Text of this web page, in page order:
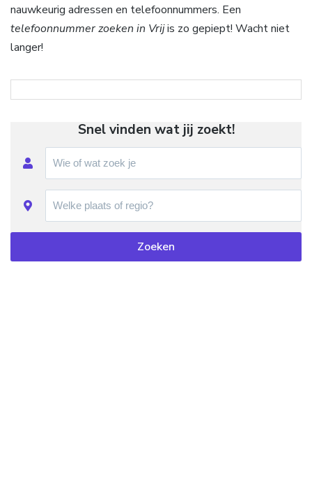
nauwkeurig adressen en telefoonnummers. Een
telefoonnummer zoeken in Vrijis zo gepiept! Wacht niet
langer!
Snel vinden wat jij zoekt!